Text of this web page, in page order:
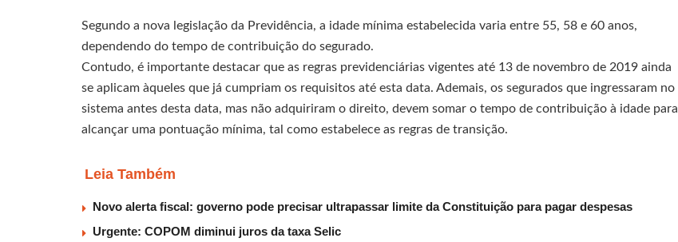
Segundo a nova legislação da Previdência, a idade mínima estabelecida varia entre 55, 58 e 60 anos,
dependendo do tempo de contribuição do segurado.
Contudo, é importante destacar que as regras previdenciárias vigentes até 13 de novembro de 2019 ainda
se aplicam àqueles que já cumpriam os requisitos até esta data. Ademais, os segurados que ingressaram no
sistema antes desta data, mas não adquiriram o direito, devem somar o tempo de contribuição à idade para
alcançar uma pontuação mínima, tal como estabelece as regras de transição.
Leia Também
Novo alerta fiscal: governo pode precisar ultrapassar limite da Constituição para pagar despesas
Urgente: COPOM diminui juros da taxa Selic